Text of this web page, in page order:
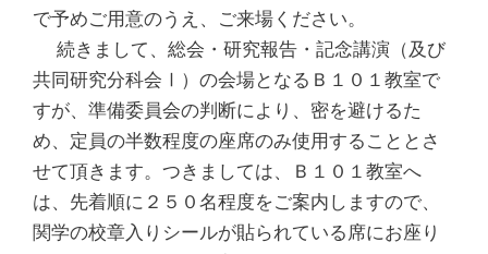
で予めご用意のうえ、ご来場ください。
続きまして、総会・研究報告・記念講演（及び
共同研究分科会Ⅰ）の会場となるＢ１０１教室で
すが、準備委員会の判断により、密を避けるた
め、定員の半数程度の座席のみ使用することとさ
せて頂きます。つきましては、Ｂ１０１教室へ
は、先着順に２５０名程度をご案内しますので、
関学の校章入りシールが貼られている席にお座り